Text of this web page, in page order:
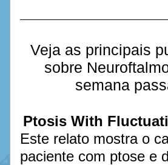
Veja as principais
sobre
semana
Ptosis With
Este relato mostra o
paciente com ptose e